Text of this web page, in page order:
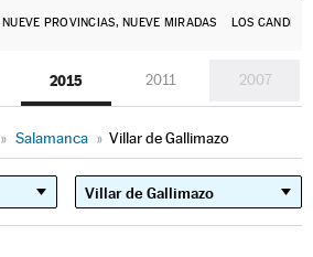
NUEVE PROVINCIAS, NUEVE MIRADAS LOS
2015 2011 2007
» Salamanca » Villar de Gallimazo